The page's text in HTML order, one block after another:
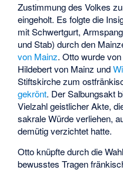
Zustimmung des Volkes
eingeholt. Es folgte die
mit Schwertgurt,
und Stab) durch den
von Mainz. Otto wurde
Hildebert von Mainz und
Stiftskirche zum
gekrönt. Der Salbungsakt
Vielzahl geistlicher Akte,
sakrale Würde verliehen,
demütig verzichtet hatte.
Otto knüpfte durch die
bewusstes Tragen